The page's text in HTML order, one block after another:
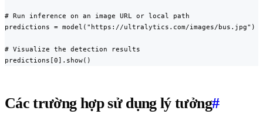
# Run inference on an image URL or local path
predictions = model("https://ultralytics.com/images/bus.jpg")
# Visualize the detection results
predictions[0].show()
Các trường hợp sử dụng lý tưởng#